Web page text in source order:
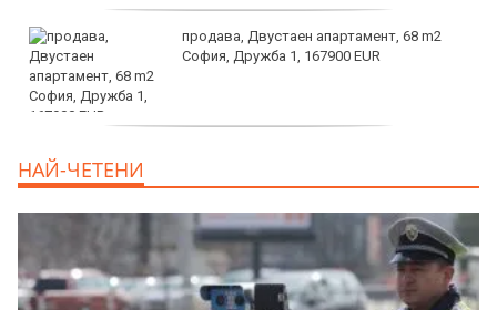
продава, Двустаен апартамент, 68 m2
София, Дружба 1, 167900 EUR
НАЙ-ЧЕТЕНИ